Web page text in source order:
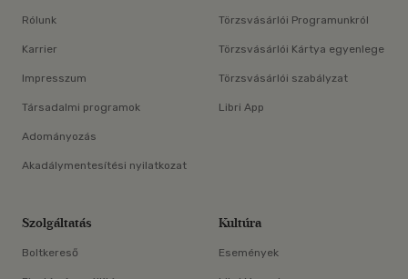
Rólunk
Karrier
Impresszum
Társadalmi programok
Adományozás
Akadálymentesítési nyilatkozat
Törzsvásárlói Programunkról
Törzsvásárlói Kártya egyenlege
Törzsvásárlói szabályzat
Libri App
Szolgáltatás
Boltkereső
Kultúra
Események